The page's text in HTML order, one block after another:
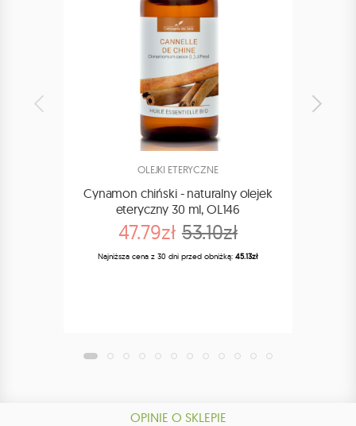
OLEJKI ETERYCZNE
Cynamon chiński - naturalny olejek
eteryczny 30 ml, OL146
47.79zł 53.10zł
Najniższa cena z 30 dni przed obniżką: 45.13zł
OPINIE O SKLEPIE